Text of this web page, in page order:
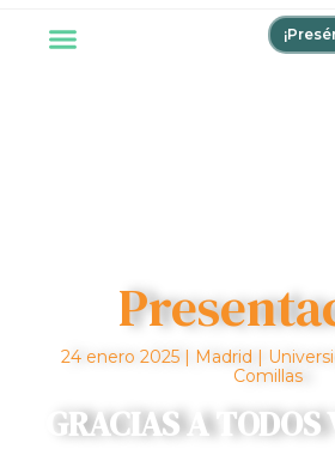
24 enero 2025 | Madrid |
Comillas
GRACIAS A TODOS